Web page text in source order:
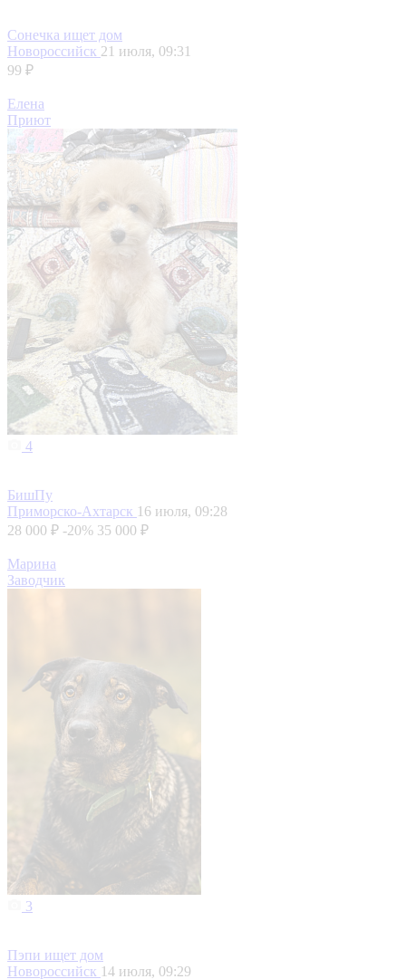
Сонечка ищет дом
Новороссийск 21 июля, 09:31
99 ₽
Елена
Приют
4
БишПу
Приморско-Ахтарск 16 июля, 09:28
28 000 ₽ -20% 35 000 ₽
Марина
Заводчик
3
Пэпи ищет дом
Новороссийск 14 июля, 09:29